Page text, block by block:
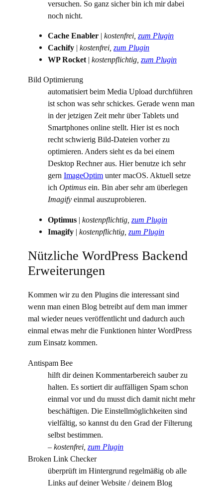
versuchen. So ganz sicher bin ich mir dabei
noch nicht.
Cache Enabler | kostenfrei, zum Plugin
Cachify | kostenfrei, zum Plugin
WP Rocket| kostenpflichtig, zum Plugin
Bild Optimierung
automatisiert beim Media Upload durchführen
ist schon was sehr schickes. Gerade wenn man
in der jetzigen Zeit mehr über Tablets und
Smartphones online stellt. Hier ist es noch
recht schwierig Bild-Dateien vorher zu
optimieren. Anders sieht es da bei einem
Desktop Rechner aus. Hier benutze ich sehr
gern ImageOptim unter macOS. Aktuell setze
ich Optimus ein. Bin aber sehr am überlegen
Imagify einmal auszuprobieren.
Optimus | kostenpflichtig, zum Plugin
Imagify | kostenpflichtig, zum Plugin
Nützliche WordPress Backend
Erweiterungen
Kommen wir zu den Plugins die interessant sind
wenn man einen Blog betreibt auf dem man immer
mal wieder neues veröffentlicht und dadurch auch
einmal etwas mehr die Funktionen hinter WordPress
zum Einsatz kommen.
Antispam Bee
hilft dir deinen Kommentarbereich sauber zu
halten. Es sortiert dir auffälligen Spam schon
einmal vor und du musst dich damit nicht mehr
beschäftigen. Die Einstellmöglichkeiten sind
vielfältig, so kannst du den Grad der Filterung
selbst bestimmen.
– kostenfrei, zum Plugin
Broken Link Checker
überprüft im Hintergrund regelmäßig ob alle
Links auf deiner Website / deinem Blog